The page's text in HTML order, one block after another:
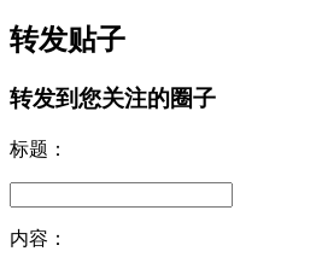
转发贴子
转发到您关注的圈子
标题：
内容：